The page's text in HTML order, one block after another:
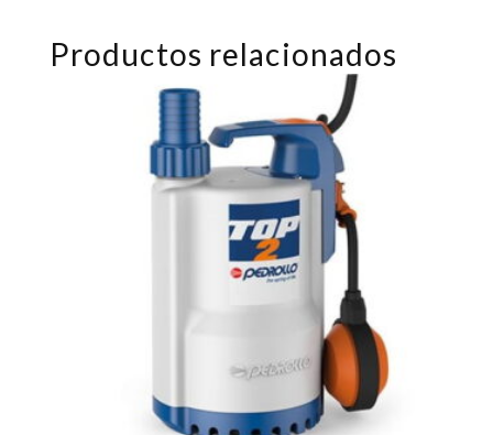
Productos relacionados